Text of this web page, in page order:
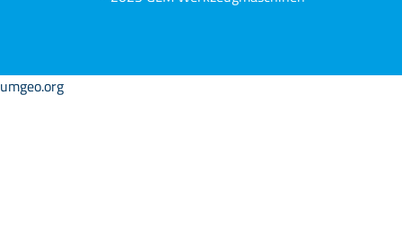
umgeo.org